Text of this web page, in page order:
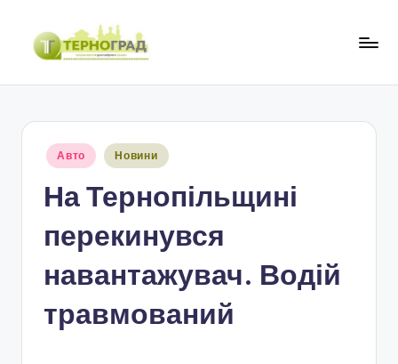
Перейти
Опубліковано
Авто Новини
На Тернопільщині
перекинувся
навантажувач. Водій
травмований